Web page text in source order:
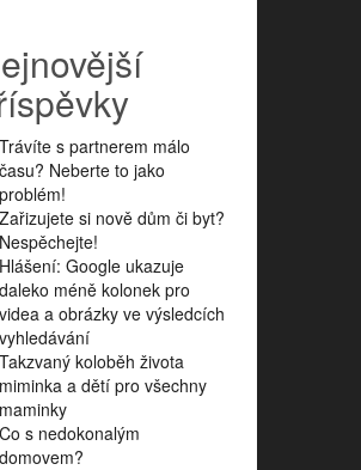
Trávíte s partnerem málo
času? Neberte to jako
problém!
Zařizujete si nově dům či byt?
Nespěchejte!
Hlášení: Google ukazuje
daleko méně kolonek pro
videa a obrázky ve výsledcích
vyhledávání
Takzvaný koloběh života
miminka a dětí pro všechny
maminky
Co s nedokonalým
domovem?